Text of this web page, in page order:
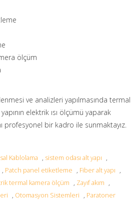
ölçüm
ve analizleri yapılmasında termal
elektrik ısı ölçümü yaparak
profesyonel bir kadro ile sunmaktayız.
Kablolama , sistem odası alt yapı ,
, Patch panel etiketleme , Fiber alt yapı ,
termal kamera ölçüm , Zayıf akım ,
, Otomasyon Sistemleri , Paratoner